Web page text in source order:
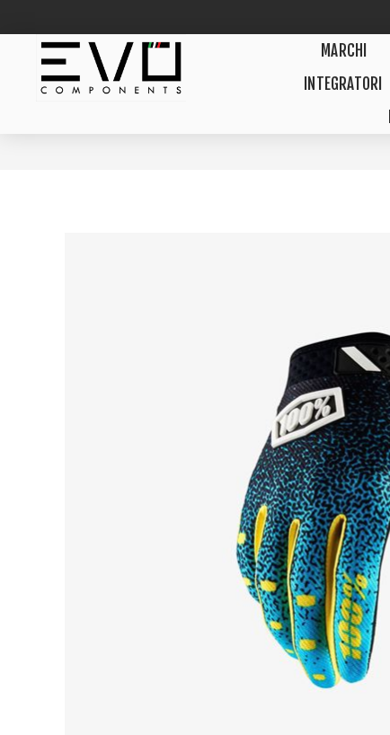
MARCHI
INTEGRATORI